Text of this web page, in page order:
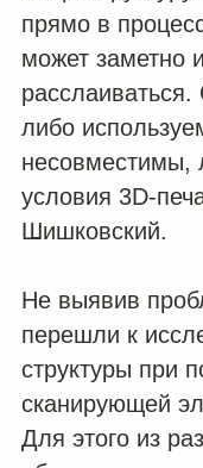
прямо в
может заметно
расслаиваться.
либо
несовместимы,
условия 3D-
Шишковский.
Не выявив
перешли к
структуры при
сканирующей
Для этого из